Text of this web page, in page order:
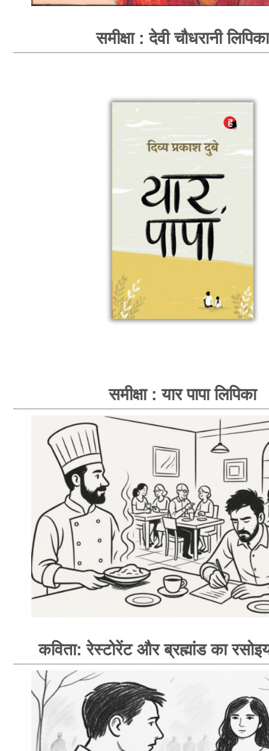
समीक्षा : देवी चौधरानी लिपिका
समीक्षा : यार पापा लिपिका
कविता: रेस्टोरेंट और ब्रह्मांड का